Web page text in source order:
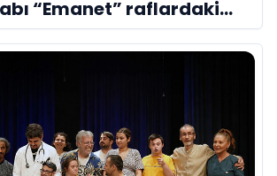
“Emanet” raflardaki